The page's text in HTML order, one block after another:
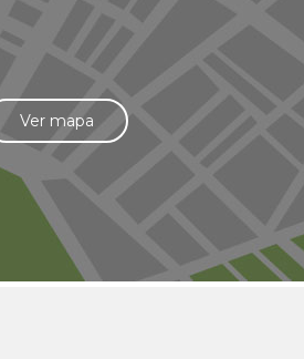
Ver mapa